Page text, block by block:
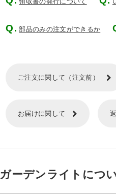
部品のみの注文ができるか
ご注文に関して（注文前）
お届けに関して
ガーデンライトにつ